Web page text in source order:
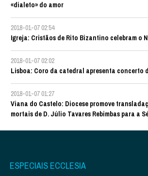
«dialeto» do amor
2018-01-07 02:54
Igreja: Cristãos de Rito Bizantino celebram o
2018-01-07 02:02
Lisboa: Coro da catedral apresenta concerto
2018-01-07 01:27
Viana do Castelo: Diocese promove
mortais de D. Júlio Tavares Rebimbas para a
ESPECIAIS ECCLESIA